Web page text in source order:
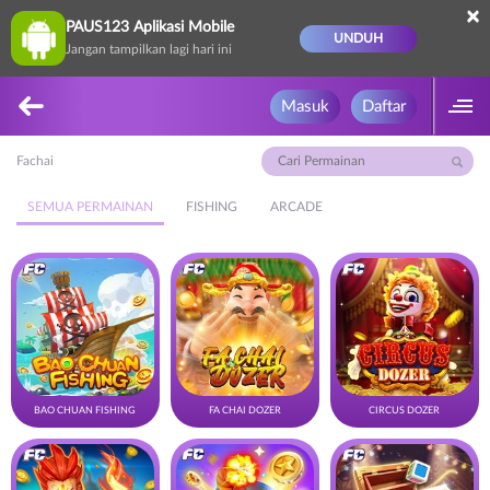
PAUS123 Aplikasi Mobile
Jangan tampilkan lagi hari ini
UNDUH
×
Masuk Daftar
Fachai
SEMUA PERMAINAN FISHING ARCADE
BAO CHUAN FISHING FA CHAI DOZER CIRCUS DOZER